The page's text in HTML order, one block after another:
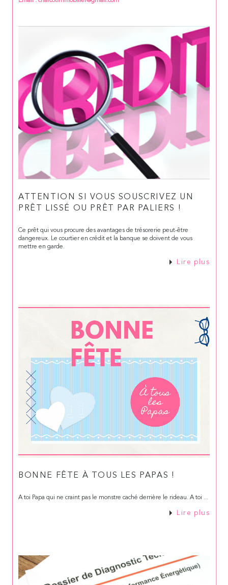
ATTENTION SI VOUS SOUSCRIVEZ UN
PRÊT LISSÉ OU PRÊT PAR PALIERS !
Ce prêt qui vous procure des avantages de trésorerie peut-être
dangereux. Le courtier en crédit et la banque se doivent de vous
mettre en garde.
Lire plus
BONNE FÊTE À TOUS LES PAPAS !
A toi Papa qui ne craint pas le monstre caché derrière le rideau. A toi ...
Lire plus